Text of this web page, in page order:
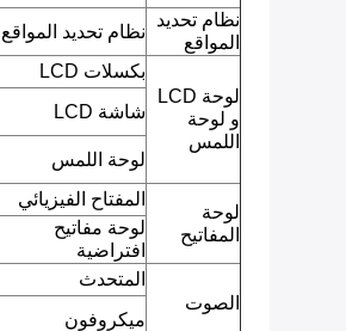
نظام تحديد
المواقع
نظام تحديد المواقع
لوحة LCD
و لوحة
اللمس
بكسلات LCD
شاشة LCD
لوحة اللمس
لوحة
المفاتيح
المفتاح الفيزيائي
لوحة مفاتيح
افتراضية
الصوت
المتحدث
ميكروفون